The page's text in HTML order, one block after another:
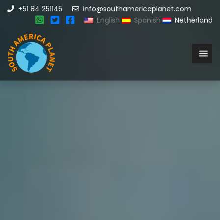
+51 84 251145
info@southamericaplanet.com
English
Spanish Netherland